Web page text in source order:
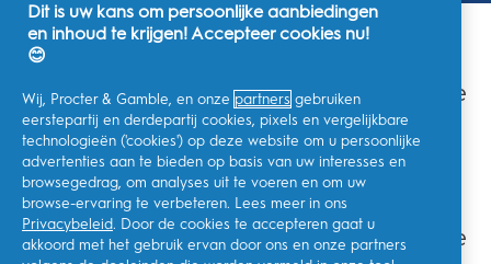
Waarom moeten we flossen? Wat zijn de
voordelen van het flossen van je
tanden? Wat zijn de verschillende
soorten flosdraad? Oral-B is hier om al
je vragen over flosdraad te
beantwoorden! Hoe vaak moet je
flossen? Bekijk onze handleidingen om te
Dit is uw kans om persoonlijke aanbiedingen
en inhoud te krijgen! Accepteer cookies nu!
😊
Wij, Procter & Gamble, en onze partners gebruiken
eerstepartij en derdepartij cookies, pixels en vergelijkbare
technologieën ('cookies') op deze website om u persoonlijke
advertenties aan te bieden op basis van uw interesses en
browsegedrag, om analyses uit te voeren en om uw
browse-ervaring te verbeteren. Lees meer in ons
Privacybeleid. Door de cookies te accepteren gaat u
akkoord met het gebruik ervan door ons en onze partners